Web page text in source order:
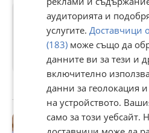
Продава
област
147 000
287
Не се
с. Извор,
Продава 4-
аудиторията и
услугите.Доставчици
(183) може също да
данните ви за тези и
включително
данни за геолокация
на устройството.
само за този уебсайт.